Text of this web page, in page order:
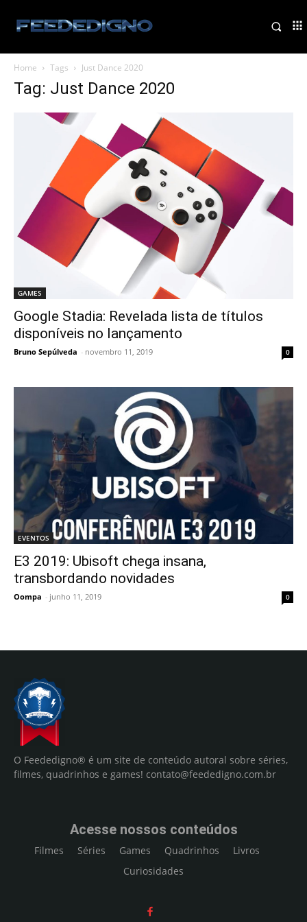
Home Tags Just Dance 2020
Tag: Just Dance 2020
GAMES
Google Stadia: Revelada lista de títulos
disponíveis no lançamento
Bruno Sepúlveda - novembro 11, 2019 0
EVENTOS
E3 2019: Ubisoft chega insana,
transbordando novidades
Oompa - junho 11, 2019 0
O Feededigno® é um site de conteúdo autoral sobre séries,
filmes, quadrinhos e games! contato@feededigno.com.br
Acesse nossos conteúdos
Filmes Séries Games Quadrinhos
Livros
Curiosidades